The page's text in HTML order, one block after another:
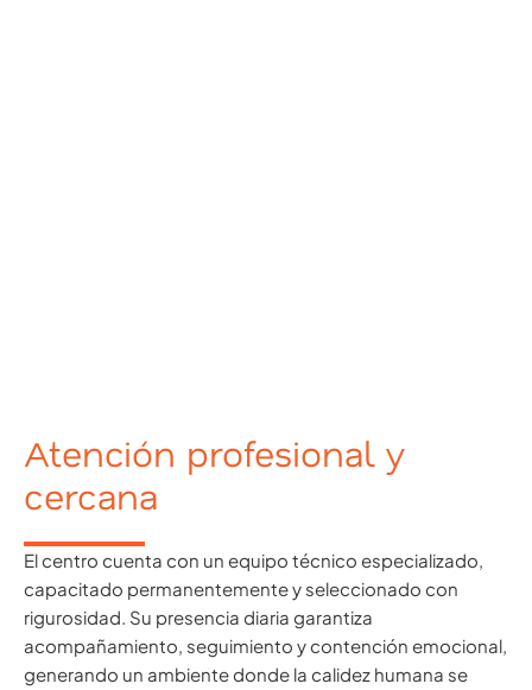
Atención profesional y
cercana
El centro cuenta con un equipo técnico especializado,
capacitado permanentemente y seleccionado con
rigurosidad. Su presencia diaria garantiza
acompañamiento, seguimiento y contención emocional,
generando un ambiente donde la calidez humana se